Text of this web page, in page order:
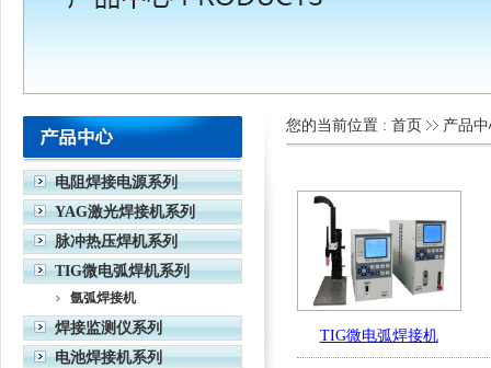
电阻焊接电源系列
YAG激光焊接机系列
脉冲热压焊机系列
TIG微电弧焊机系列
氩弧焊接机
焊接监测仪系列
电池焊接机系列
您的当前位置 : 首页 产品中
TIG微电弧焊接机